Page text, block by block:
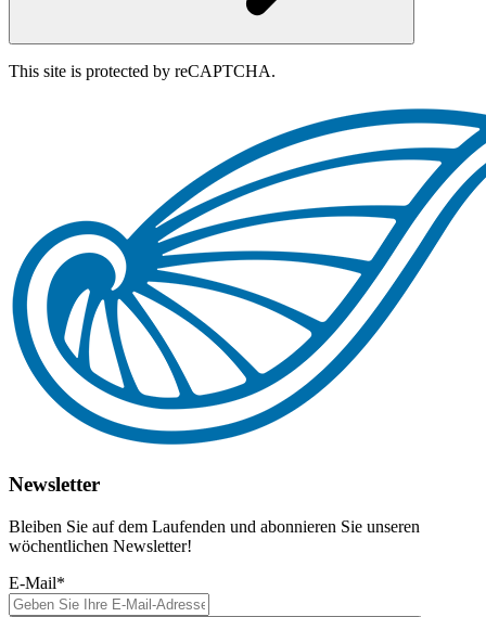
This site is protected by reCAPTCHA.
Newsletter
Bleiben Sie auf dem Laufenden und abonnieren Sie unseren
wöchentlichen Newsletter!
E-Mail*